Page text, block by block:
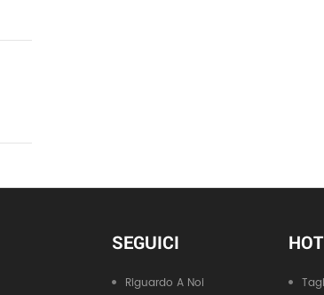
SEGUICI
Riguardo A Noi